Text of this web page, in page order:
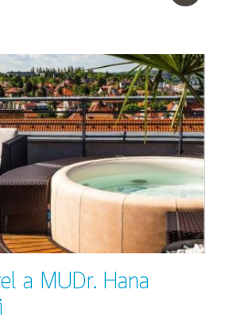
a MUDr. Hana